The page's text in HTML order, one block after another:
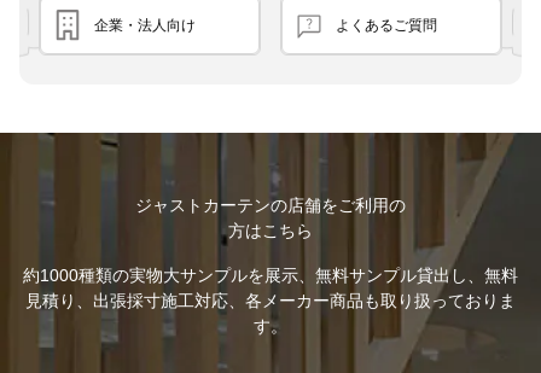
企業・法人向け よくあるご質問
ジャストカーテンの店舗をご利用の
方はこちら
約1000種類の実物大サンプルを展示、無料サンプル貸出し、無料
見積り、出張採寸施工対応、各メーカー商品も取り扱っておりま
す。